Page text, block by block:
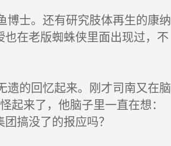
士。还有研究肢体再生的康纳
在老版蜘蛛侠里面出现过，不
的回忆起来。刚才司南又在脑
来了，他脑子里一直在想：
搞没了的报应吗？